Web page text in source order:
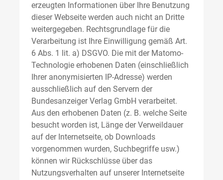
erzeugten Informationen über Ihre Benutzung
dieser Webseite werden auch nicht an Dritte
weitergegeben. Rechtsgrundlage für die
Verarbeitung ist Ihre Einwilligung gemäß Art.
6 Abs. 1 lit. a) DSGVO. Die mit der Matomo-
Technologie erhobenen Daten (einschließlich
Ihrer anonymisierten IP-Adresse) werden
ausschließlich auf den Servern der
Bundesanzeiger Verlag GmbH verarbeitet.
Aus den erhobenen Daten (z. B. welche Seite
besucht worden ist, Länge der Verweildauer
auf der Internetseite, ob Downloads
vorgenommen wurden, Suchbegriffe usw.)
können wir Rückschlüsse über das
Nutzungsverhalten auf unserer Internetseite